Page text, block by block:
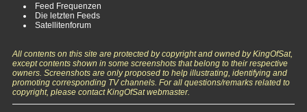
Feed Frequenzen
Die letzten Feeds
Satellitenforum
All contents on this site are protected by copyright and owned by KingOfSat,
except contents shown in some screenshots that belong to their respective
owners. Screenshots are only proposed to help illustrating, identifying and
promoting corresponding TV channels. For all questions/remarks related to
copyright, please contact KingOfSat webmaster.